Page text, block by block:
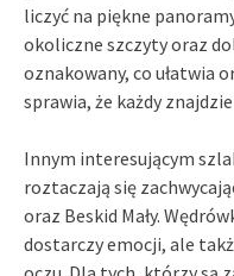
liczyć na piękne
okoliczne szczyty oraz
oznakowany, co ułatwia
sprawia, że każdy
Innym interesującym
roztaczają się
oraz Beskid Mały.
dostarczy emocji, ale